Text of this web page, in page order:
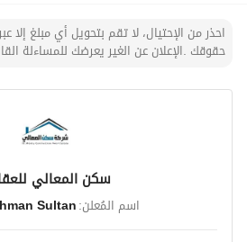
احذر من الإحتيال، لا تقم بتحويل أي مبلغ إلا
حقوقك .الإعلان عن الغير يعرضك للمساءلة
سكن المعالي
اسم المُعلن:Sultan